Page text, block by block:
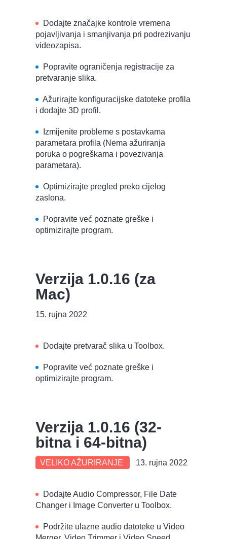
Dodajte značajke kontrole vremena
pojavljivanja i smanjivanja pri podrezivanju
videozapisa.
Popravite ograničenja registracije za
pretvaranje slika.
Ažurirajte konfiguracijske datoteke profila
i dodajte 3D profil.
Izmijenite probleme s postavkama
parametara profila (Nema ažuriranja
poruka o pogreškama i povezivanja
parametara).
Optimizirajte pregled preko cijelog
zaslona.
Popravite već poznate greške i
optimizirajte program.
Verzija 1.0.16 (za
Mac)
15. rujna 2022
Dodajte pretvarač slika u Toolbox.
Popravite već poznate greške i
optimizirajte program.
Verzija 1.0.16 (32-
bitna i 64-bitna)
VELIKO AŽURIRANJE 13. rujna 2022
Dodajte Audio Compressor, File Date
Changer i Image Converter u Toolbox.
Podržite ulazne audio datoteke u Video